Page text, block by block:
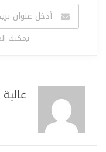
يمكنك
عالية